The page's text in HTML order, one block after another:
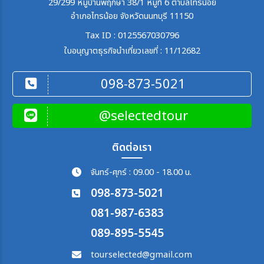
อำเภอไทรน้อย จังหวัดนนทบุรี 11150
Tax ID : 0125567030796
ใบอนุญาตธุรกิจนำเที่ยวเลขที่ : 11/12682
098-873-5021
@selectedtour
ติดต่อเรา
จันทร์-ศุกร์ : 09.00 - 18.00 น.
098-873-5021
081-987-6383
089-895-5545
tourselected@gmail.com